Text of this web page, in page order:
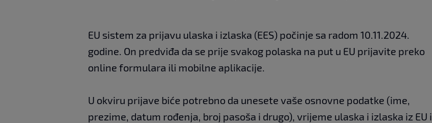
EU sistem za prijavu ulaska i izlaska (EES) počinje sa radom 10.11.2024.
godine. On predviđa da se prije svakog polaska na put u EU prijavite preko
online formulara ili mobilne aplikacije.
U okviru prijave biće potrebno da unesete vaše osnovne podatke (ime,
prezime, datum rođenja, broj pasoša i drugo), vrijeme ulaska i izlaska iz EU i